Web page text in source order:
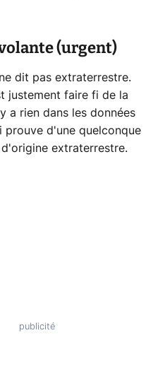
(urgent)
dit pas extraterrestre.
justement faire fi de la
a rien dans les données
prouve d'une quelconque
extraterrestre.